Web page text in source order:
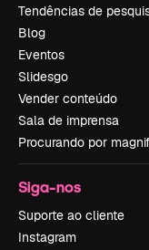
Tendências de
Blog
Eventos
Slidesgo
Vender conteúdo
Sala de imprensa
Procurando por
Siga-nos
Suporte ao cliente
Instagram